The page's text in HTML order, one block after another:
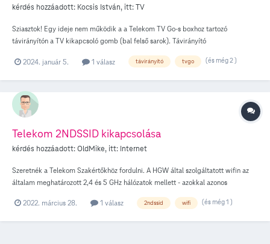
kérdés hozzáadott: Kocsis István, itt:TV
Sziasztok! Egy ideje nem működik a a Telekom TV Go-s boxhoz tartozó
távirányítón a TV kikapcsoló gomb (bal felső sarok). Távirányító
helyzet viszont változatlan. Van valakinek valamilyen tapasztalata ezzel
2024. január 5. 1 válasz távirányító tvgo (és még 2 )
Telekom 2NDSSID kikapcsolása
kérdés hozzáadott:OldMike, itt: Internet
Szeretnék a Telekom Szakértőkhöz fordulni. A HGW által szolgáltatott wifin az
általam meghatározott 2,4 és 5 GHz hálózatok mellett - azokkal azonos
nevű hálózat. Ezekhez én nem tudok csatlakozni, és tudomásom szerint
2022. március 28. 1 válasz 2ndssid wifi (és még 1 )